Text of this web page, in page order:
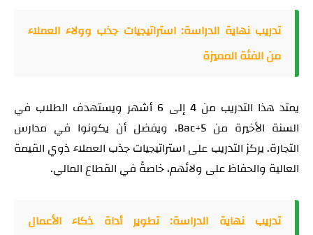
تدريب نهاية الدراسة: استراتيجيات جذب وولاء العملاء
من الفئة المميزة
يمتد هذا التدريب من 4 إلى 6 أشهر ويستهدف الطلاب في
السنة الأخيرة من Bac+5، ويفضل أن يكونوا في مدارس
التجارة. يركز التدريب على استراتيجيات جذب العملاء ذوي القيمة
العالية والحفاظ على ولائهم، خاصةً في القطاع المالي.
تدريب نهاية الدراسة: تطوير أداة ذكاء الأعمال